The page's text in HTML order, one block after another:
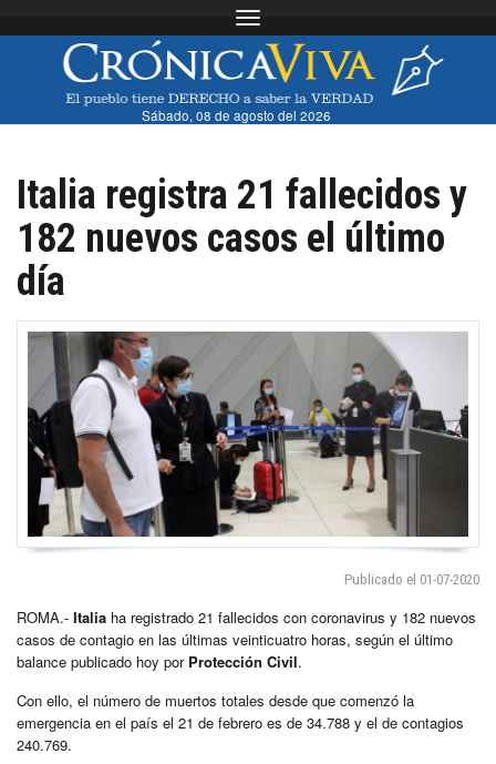
Toggle navigation
Sábado, 08 de agosto del 2026
Italia registra 21 fallecidos y
182 nuevos casos el último
día
Publicado el 01-07-2020
ROMA.- Italia ha registrado 21 fallecidos con coronavirus y 182 nuevos
casos de contagio en las últimas veinticuatro horas, según el último
balance publicado hoy por Protección Civil.
Con ello, el número de muertos totales desde que comenzó la
emergencia en el país el 21 de febrero es de 34.788 y el de contagios
240.769.